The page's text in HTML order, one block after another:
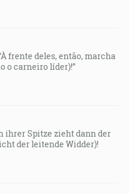
frente deles, então, marcha
o carneiro líder)!”
ihrer Spitze zieht dann der
der leitende Widder)!